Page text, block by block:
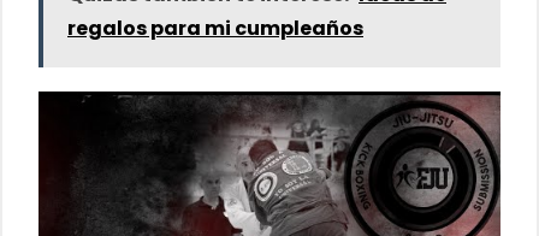
regalos para mi cumpleaños